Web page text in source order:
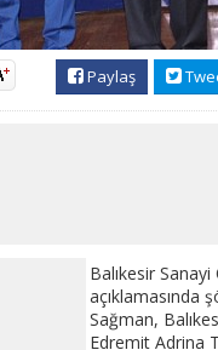
Paylaş
Balıkesir Sanayi
açıklamasında
Sağman,
Edremit Adrina